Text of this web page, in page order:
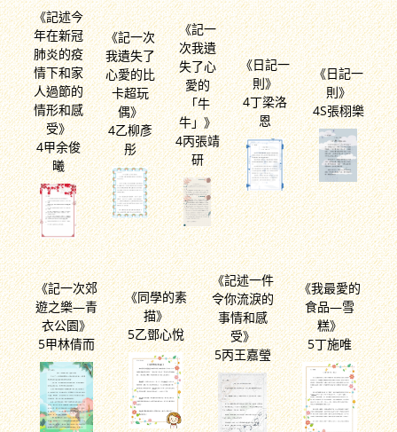
《記述今
年在新冠
肺炎的疫
情下和家
人過節的
情形和感
受》
4甲余俊
曦
《記一次
我遺失了
心愛的比
卡超玩
偶》
4乙柳彥
彤
《記一
次我遺
失了心
愛的
「牛
牛」》
4丙張靖
研
《日記一
則》
4丁梁洛
恩
《日記一
則》
4S張栩樂
《記一次郊
遊之樂—青
衣公園》
5甲林倩而
《同學的素
描》
5乙鄧心悅
《記述一件
令你流淚的
事情和感
受》
5丙王嘉瑩
《我最愛的
食品—雪
糕》
5丁施唯